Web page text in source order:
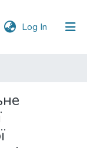
Log In (current)